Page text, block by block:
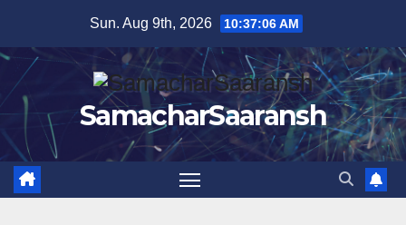
content
Sun. Aug 9th, 2026 10:37:07 AM
SamacharSaaransh